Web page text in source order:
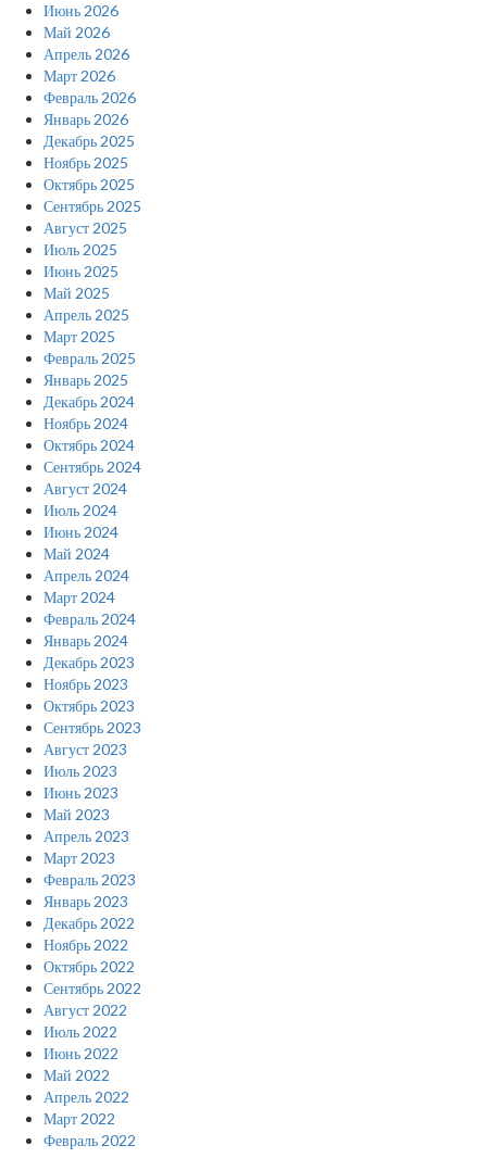
Июнь 2026
Май 2026
Апрель 2026
Март 2026
Февраль 2026
Январь 2026
Декабрь 2025
Ноябрь 2025
Октябрь 2025
Сентябрь 2025
Август 2025
Июль 2025
Июнь 2025
Май 2025
Апрель 2025
Март 2025
Февраль 2025
Январь 2025
Декабрь 2024
Ноябрь 2024
Октябрь 2024
Сентябрь 2024
Август 2024
Июль 2024
Июнь 2024
Май 2024
Апрель 2024
Март 2024
Февраль 2024
Январь 2024
Декабрь 2023
Ноябрь 2023
Октябрь 2023
Сентябрь 2023
Август 2023
Июль 2023
Июнь 2023
Май 2023
Апрель 2023
Март 2023
Февраль 2023
Январь 2023
Декабрь 2022
Ноябрь 2022
Октябрь 2022
Сентябрь 2022
Август 2022
Июль 2022
Июнь 2022
Май 2022
Апрель 2022
Март 2022
Февраль 2022